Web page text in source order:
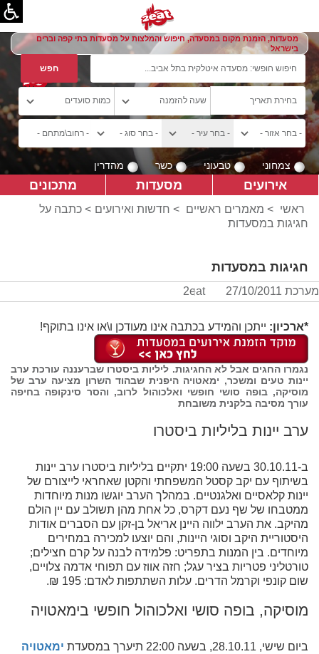
מסעדות, הזמנת מקום במסעדה, חיפוש והמלצות על מסעדות בתי קפה וברים
בישראל
צמחוני טבעוני כשר מהדרין
אירועים מסעדות מתכונים
ראשי > מאמרים ראשיים > חדשות ואירועים > כתבה על
חגיגות במסעדות
חגיגות במסעדות
מערכת 2eat 27/10/2011
*ארכיון: ייתכן והמידע בכתבה אינו מעודכן ו\או אינו בתוקף!
נגמרו החגים אבל לא החגיגות. ליליות ביסטרו שברעננה עורכת ערב
יינות טעים ומשכר, ימאטויה היפנית שבהוד השרון מציעה ערב של
מוסיקה, בופה סושי חופשי ואלכוהול לרוב, והסר סינקופה בחיפה
עורך מסיבה בלקנית משובחת
ערב יינות בליליות ביסטרו
ב-30.10.11 בשעה 19:00 יתקיים בליליות ביסטרו ערב יינות
בשיתוף עם יקב קסטל המשפחתי והקטן שאחראי לייצורם של
יינות קלאסיים ואלגנטיים. במהלך הערב יוגשו מנות מיוחדות
ממטבחו של שף נעם דקרס, כל אחת מהן תשולב עם יין הולם
מהיקב. את הערב ילווה היינן אריאל בן-זקן עם הסברים אודות
היסטוריית היקב וסוגי היינות, והם יוצעו למכירה במחירים
מיוחדים. בין המנות בתפריט: פלמידה לבנה על קרם חצילים;
טורטליני פטריות בציר עגל; חזה אווז עם תפוחי אדמה צלויים,
שום קונפי וקרמל הדרים. עלות השתתפות לאדם: 195 ₪.
מוסיקה, בופה סושי ואלכוהול חופשי בימאטויה
ביום שישי, 28.10.11, בשעה 22:00 תיערך במסעדת
ימאטויה